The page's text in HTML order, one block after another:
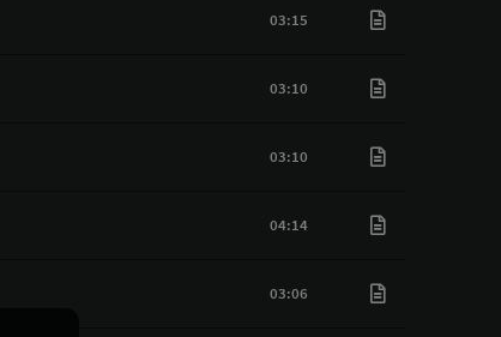
03:15
03:10
03:10
04:14
03:06